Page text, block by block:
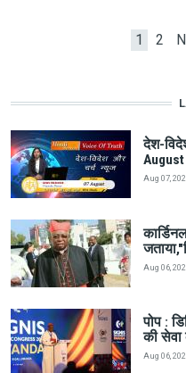
Current
1 2
देश-
Aug 07,
Aug 06,
पोप :
की सेवा
Aug 06,